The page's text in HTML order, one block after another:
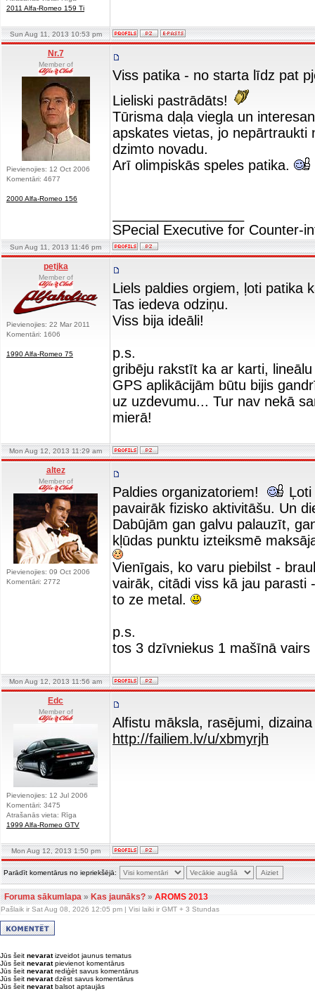
2011 Alfa-Romeo 159 Ti
Sun Aug 11, 2013 10:53 pm
Nr.7
Member of
Pievienojies: 12 Oct 2006
Komentāri: 4677
2000 Alfa-Romeo 156
Viss patika - no starta līdz pat
Lieliski pastrādāts!
Tūrisma daļa viegla un
apskates vietas, jo
dzimto novadu.
Arī olimpiskās speles patika.
SPecial Executive for Counter-
Sun Aug 11, 2013 11:46 pm
petjka
Member of
Pievienojies: 22 Mar 2011
Komentāri: 1606
1990 Alfa-Romeo 75
Liels paldies orgiem, ļoti patika
Tas iedeva odziņu.
Viss bija ideāli!
p.s.
gribēju rakstīt ka ar karti,
GPS aplikācijām būtu bijis
uz uzdevumu... Tur nav nekā
mierā!
Mon Aug 12, 2013 11:29 am
altez
Member of
Pievienojies: 09 Oct 2006
Komentāri: 2772
Paldies organizatoriem!
pavairāk fizisko aktivitāšu. Un
Dabūjām gan galvu palauzīt,
kļūdas punktu izteiksmē
Vienīgais, ko varu piebilst -
vairāk, citādi viss kā jau parasti
to ze metal.
p.s.
tos 3 dzīvniekus 1 mašīnā
Mon Aug 12, 2013 11:56 am
Edc
Member of
Pievienojies: 12 Jul 2006
Komentāri: 3475
Atrašanās vieta: Rīga
1999 Alfa-Romeo GTV
Alfistu māksla, rasējumi,
http://failiem.lv/u/xbmyrjh
Mon Aug 12, 2013 1:50 pm
Parādīt komentārus no iepriekšējā:
Foruma sākumlapa»Kas jaunāks?»AROMS 2013
Pašlaik ir Sat Aug 08, 2026 12:05 pm | Visi laiki ir GMT + 3 Stundas
Jūs šeit nevaratizveidot jaunus tematus
Jūs šeit nevaratpievienot komentārus
Jūs šeit nevaratrediģēt savus komentārus
Jūs šeit nevaratdzēst savus komentārus
Jūs šeit nevaratbalsot aptaujās